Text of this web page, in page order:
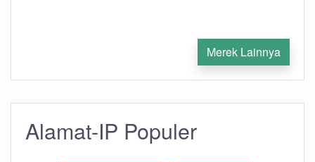
Merek Lainnya
Alamat-IP Populer